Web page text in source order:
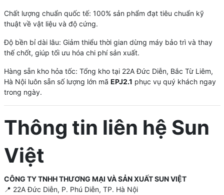
Chất lượng chuẩn quốc tế: 100% sản phẩm đạt tiêu chuẩn kỹ
thuật về vật liệu và độ cứng.
Độ bền bỉ dài lâu: Giảm thiểu thời gian dừng máy bảo trì và thay
thế chốt, giúp tối ưu hóa chi phí sản xuất.
Hàng sẵn kho hỏa tốc: Tổng kho tại 22A Đức Diễn, Bắc Từ Liêm,
Hà Nội luôn sẵn số lượng lớn mã EPJ2.1 phục vụ quý khách ngay
trong ngày.
Thông tin liên hệ Sun
Việt
CÔNG TY TNHH THƯƠNG MẠI VÀ SẢN XUẤT SUN VIỆT
📍 22A Đức Diễn, P. Phú Diễn, TP. Hà Nội